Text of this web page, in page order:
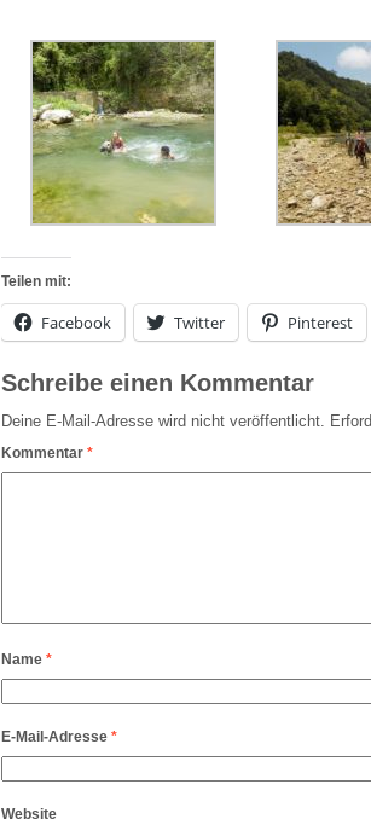
Teilen mit:
Facebook Twitter Pinterest
Schreibe einen Kommentar
Deine E-Mail-Adresse wird nicht veröffentlicht.
Kommentar *
Name *
E-Mail-Adresse *
Website